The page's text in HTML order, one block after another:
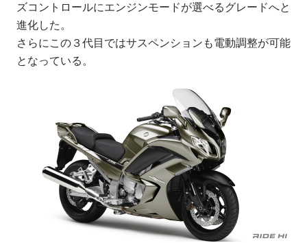
ズコントロールにエンジンモードが選べるグレードへと
進化した。
さらにこの３代目ではサスペンションも電動調整が可能
となっている。